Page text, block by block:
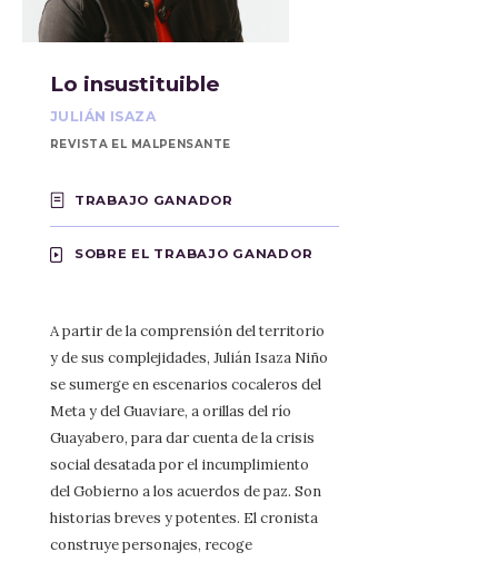
Lo insustituible
JULIÁN ISAZA
REVISTA EL MALPENSANTE
TRABAJO GANADOR
SOBRE EL TRABAJO GANADOR
A partir de la comprensión del territorio
y de sus complejidades, Julián Isaza Niño
se sumerge en escenarios cocaleros del
Meta y del Guaviare, a orillas del río
Guayabero, para dar cuenta de la crisis
social desatada por el incumplimiento
del Gobierno a los acuerdos de paz. Son
historias breves y potentes. El cronista
construye personajes, recoge